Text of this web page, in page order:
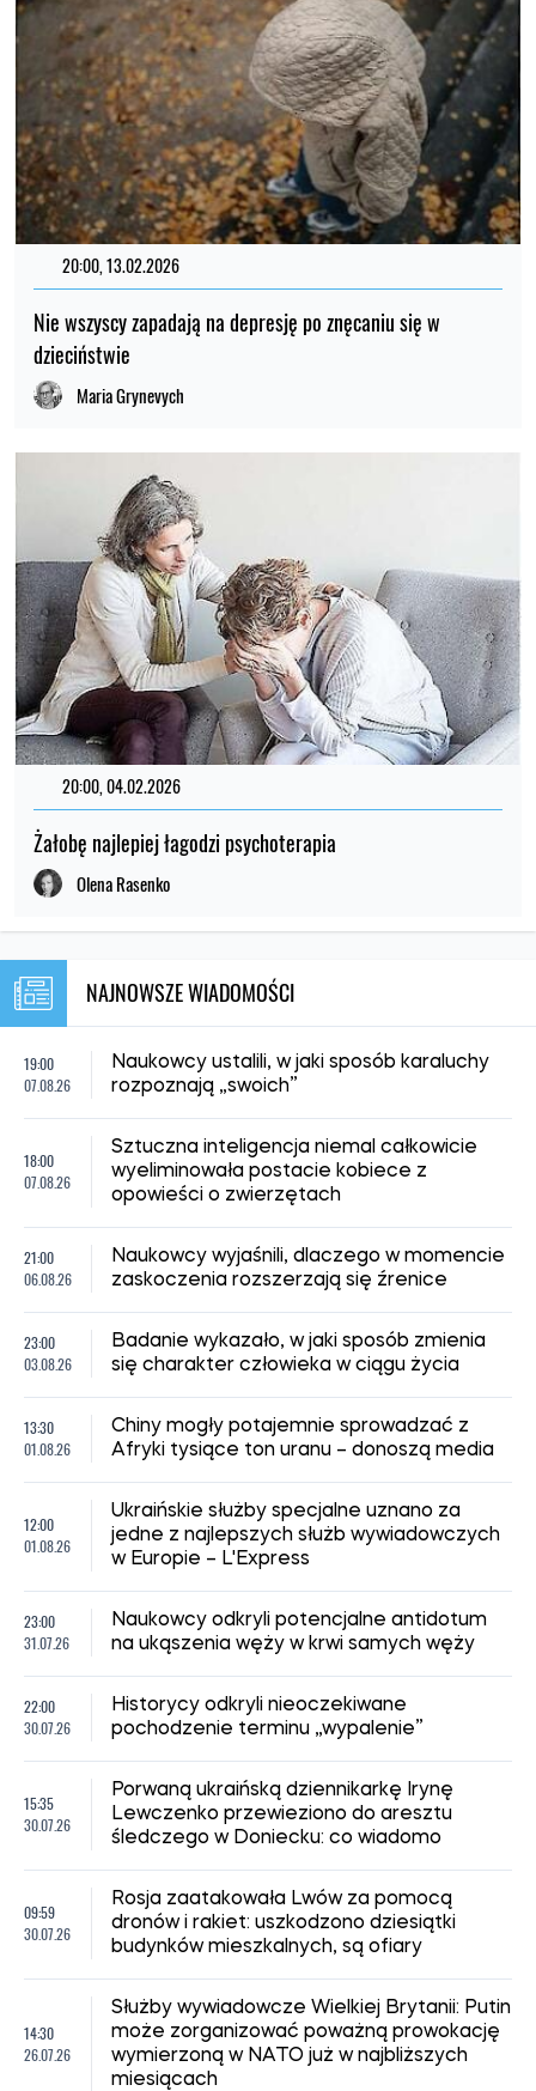
20:00, 13.02.2026
Nie wszyscy zapadają na depresję po znęcaniu się w
dzieciństwie
Maria Grynevych
20:00, 04.02.2026
Żałobę najlepiej łagodzi psychoterapia
Olena Rasenko
NAJNOWSZE WIADOMOŚCI
19:00
07.08.26
Naukowcy ustalili, w jaki sposób karaluchy
rozpoznają „swoich”
18:00
07.08.26
Sztuczna inteligencja niemal całkowicie
wyeliminowała postacie kobiece z
opowieści o zwierzętach
21:00
06.08.26
Naukowcy wyjaśnili, dlaczego w momencie
zaskoczenia rozszerzają się źrenice
23:00
03.08.26
Badanie wykazało, w jaki sposób zmienia
się charakter człowieka w ciągu życia
13:30
01.08.26
Chiny mogły potajemnie sprowadzać z
Afryki tysiące ton uranu – donoszą media
12:00
01.08.26
Ukraińskie służby specjalne uznano za
jedne z najlepszych służb wywiadowczych
w Europie – L'Express
23:00
31.07.26
Naukowcy odkryli potencjalne antidotum
na ukąszenia węży w krwi samych węży
22:00
30.07.26
Historycy odkryli nieoczekiwane
pochodzenie terminu „wypalenie”
15:35
30.07.26
Porwaną ukraińską dziennikarkę Irynę
Lewczenko przewieziono do aresztu
śledczego w Doniecku: co wiadomo
09:59
30.07.26
Rosja zaatakowała Lwów za pomocą
dronów i rakiet: uszkodzono dziesiątki
budynków mieszkalnych, są ofiary
14:30
26.07.26
Służby wywiadowcze Wielkiej Brytanii: Putin
może zorganizować poważną prowokację
wymierzoną w NATO już w najbliższych
miesiącach